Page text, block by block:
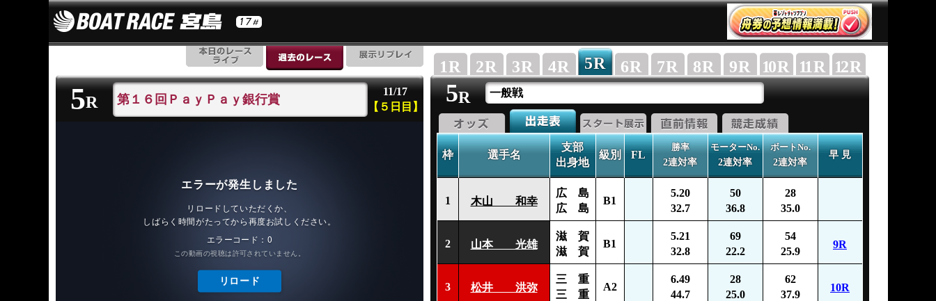
5 R 第１６回ＰａｙＰａｙ銀行賞
11/17
【５日目】
1R 2R 3R 4R 5R 6R 7R 8R 9R 10R 11R 12R
5R 一般戦
枠 選手名
支部
出身地
級別 FL
勝率
2連対率
モーターNo.
2連対率
ボートNo.
2連対率
早 見
1 木山 和幸
広 島
広 島
B1
5.20
32.7
50
36.8
28
35.0
2 山本 光雄
滋 賀
滋 賀
B1
5.21
32.8
69
22.2
54
25.9
9R
3 松井 洪弥
三 重
三 重
A2
6.49
44.7
28
25.0
62
37.9
10R